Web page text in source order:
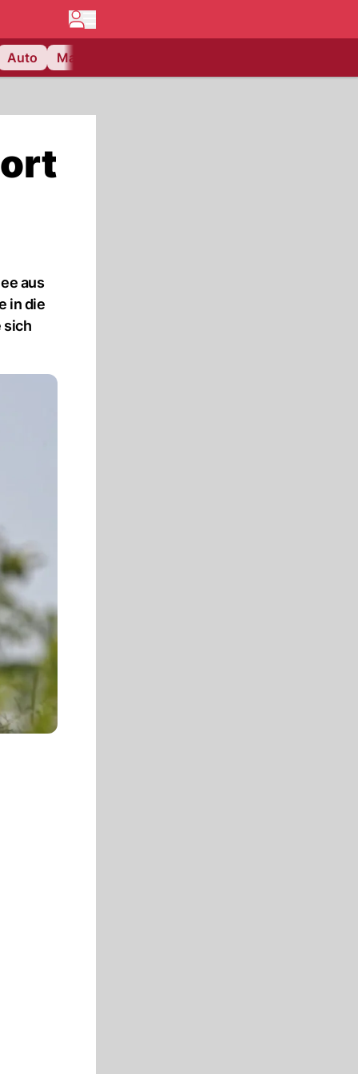
Auto Matchcenter
aus
in die
sich